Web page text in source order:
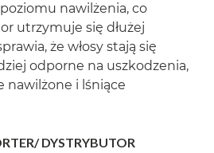
nawilżenia, co
utrzymuje się dłużej
że włosy stają się
odporne na uszkodzenia,
nawilżone i lśniące
DYSTRYBUTOR